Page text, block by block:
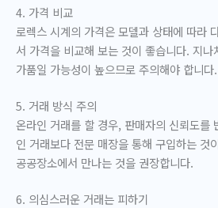
4. 가격 비교
로렉스 시계의 가격은 모델과 상태에 따라
서 가격을 비교해 보는 것이 좋습니다. 지
가품일 가능성이 높으므로 주의해야 합니다.
5. 거래 방식 주의
온라인 거래를 할 경우, 판매자의 신뢰도를
인 거래보다 전문 매장을 통해 구입하는 것
공공장소에서 만나는 것을 권장합니다.
6. 의심스러운 거래는 피하기